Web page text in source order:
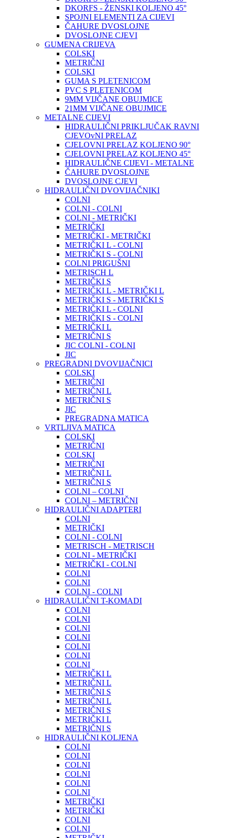
DKORFS - ŽENSKI KOLJENO 45°
SPOJNI ELEMENTI ZA CIJEVI
ČAHURE DVOSLOJNE
DVOSLOJNE CJEVI
GUMENA CRIJEVA
COLSKI
METRIČNI
COLSKI
GUMA S PLETENICOM
PVC S PLETENICOM
9MM VIJČANE OBUJMICE
21MM VIJČANE OBUJMICE
METALNE CIJEVI
HIDRAULIČNI PRIKLJUČAK RAVNI
CJEVOvNI PRELAZ
CJELOVNI PRELAZ KOLJENO 90°
CJELOVNI PRELAZ KOLJENO 45°
HIDRAULIČNE CIJEVI - METALNE
ČAHURE DVOSLOJNE
DVOSLOJNE CJEVI
HIDRAULIČNI DVOVIJAČNIKI
COLNI
COLNI - COLNI
COLNI - METRIČKI
METRIČKI
METRIČKI - METRIČKI
METRIČKI L - COLNI
METRIČKI S - COLNI
COLNI PRIGUŠNI
METRISCH L
METRIČKI S
METRIČKI L - METRIČKI L
METRIČKI S - METRIČKI S
METRIČKI L - COLNI
METRIČKI S - COLNI
METRIČKI L
METRIČNI S
JIC COLNI - COLNI
JIC
PREGRADNI DVOVIJAČNICI
COLSKI
METRIČNI
METRIČNI L
METRIČNI S
JIC
PREGRADNA MATICA
VRTLJIVA MATICA
COLSKI
METRIČNI
COLSKI
METRIČNI
METRIČNI L
METRIČNI S
COLNI – COLNI
COLNI – METRIČNI
HIDRAULIČNI ADAPTERI
COLNI
METRIČKI
COLNI - COLNI
METRISCH - METRISCH
COLNI - METRIČKI
METRIČKI - COLNI
COLNI
COLNI
COLNI - COLNI
HIDRAULIČNI T-KOMADI
COLNI
COLNI
COLNI
COLNI
COLNI
COLNI
COLNI
METRIČKI L
METRIČNI L
METRIČNI S
METRIČNI L
METRIČNI S
METRIČKI L
METRIČNI S
HIDRAULIČNI KOLJENA
COLNI
COLNI
COLNI
COLNI
COLNI
COLNI
METRIČKI
METRIČKI
COLNI
COLNI